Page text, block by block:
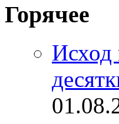
Горячее
Исход